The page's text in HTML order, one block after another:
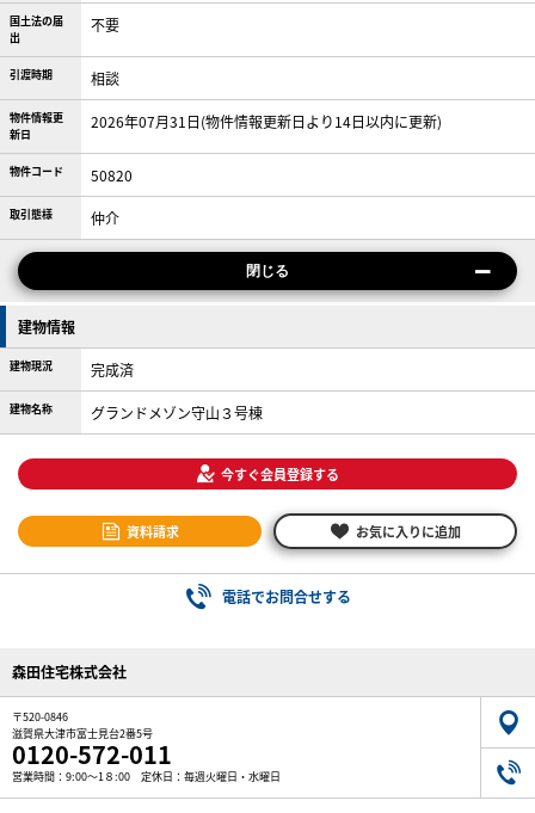
国土法の届
出
不要
引渡時期 相談
物件情報更
新日
2026年07月31日(物件情報更新日より14日以内に更新)
物件コード 50820
取引態様 仲介
閉じる
建物情報
建物現況 完成済
建物名称 グランドメゾン守山３号棟
今すぐ会員登録する
資料請求 お気に入りに追加
電話でお問合せする
森田住宅株式会社
〒520-0846
滋賀県大津市富士見台2番5号
0120-572-011
営業時間：9:00～1８:00 定休日：毎週火曜日・水曜日